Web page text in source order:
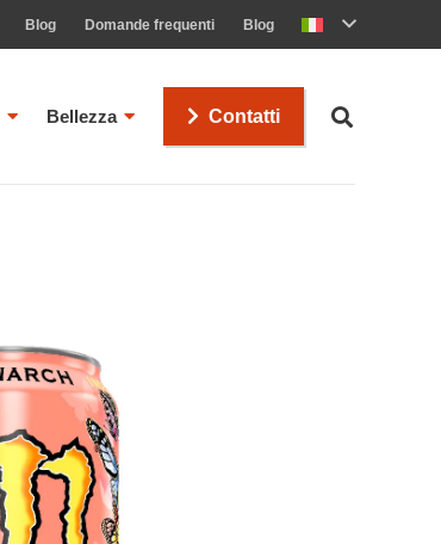
Blog Domande frequenti Blog
Bellezza Contatti